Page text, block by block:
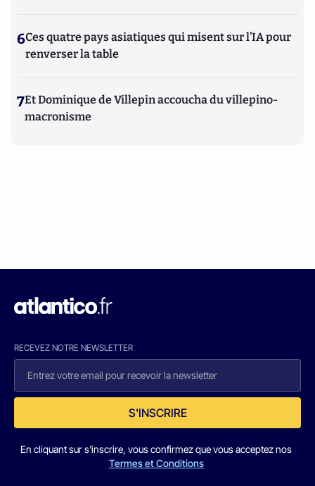
6Ces quatre pays asiatiques qui misent sur l’IA pour
renverser la table
7Et Dominique de Villepin accoucha du villepino-
macronisme
RECEVEZ NOTRE NEWSLETTER
S'INSCRIRE
En cliquant sur s'inscrire, vous confirmez que vous acceptez nos
Termes et Conditions